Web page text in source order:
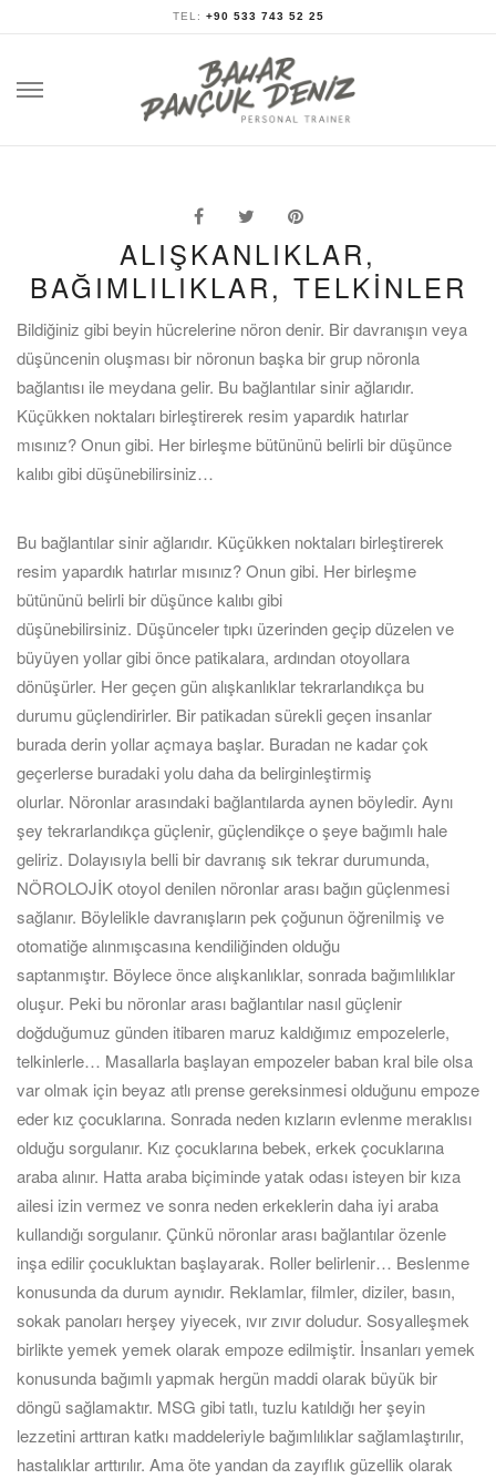
TEL: +90 533 743 52 25
ALIŞKANLIKLAR,
BAĞIMLILIKLAR, TELKINLER
Bildiğiniz gibi beyin hücrelerine nöron denir. Bir davranışın veya
düşüncenin oluşması bir nöronun başka bir grup nöronla
bağlantısı ile meydana gelir. Bu bağlantılar sinir ağlarıdır.
Küçükken noktaları birleştirerek resim yapardık hatırlar
mısınız? Onun gibi. Her birleşme bütününü belirli bir düşünce
kalıbı gibi düşünebilirsiniz…
Bu bağlantılar sinir ağlarıdır. Küçükken noktaları birleştirerek
resim yapardık hatırlar mısınız? Onun gibi. Her birleşme
bütününü belirli bir düşünce kalıbı gibi
düşünebilirsiniz. Düşünceler tıpkı üzerinden geçip düzelen ve
büyüyen yollar gibi önce patikalara, ardından otoyollara
dönüşürler. Her geçen gün alışkanlıklar tekrarlandıkça bu
durumu güçlendirirler. Bir patikadan sürekli geçen insanlar
burada derin yollar açmaya başlar. Buradan ne kadar çok
geçerlerse buradaki yolu daha da belirginleştirmiş
olurlar. Nöronlar arasındaki bağlantılarda aynen böyledir. Aynı
şey tekrarlandıkça güçlenir, güçlendikçe o şeye bağımlı hale
geliriz. Dolayısıyla belli bir davranış sık tekrar durumunda,
NÖROLOJİK otoyol denilen nöronlar arası bağın güçlenmesi
sağlanır. Böylelikle davranışların pek çoğunun öğrenilmiş ve
otomatiğe alınmışcasına kendiliğinden olduğu
saptanmıştır. Böylece önce alışkanlıklar, sonrada bağımlılıklar
oluşur. Peki bu nöronlar arası bağlantılar nasıl güçlenir
doğduğumuz günden itibaren maruz kaldığımız empozelerle,
telkinlerle… Masallarla başlayan empozeler baban kral bile olsa
var olmak için beyaz atlı prense gereksinmesi olduğunu empoze
eder kız çocuklarına. Sonrada neden kızların evlenme meraklısı
olduğu sorgulanır. Kız çocuklarına bebek, erkek çocuklarına
araba alınır. Hatta araba biçiminde yatak odası isteyen bir kıza
ailesi izin vermez ve sonra neden erkeklerin daha iyi araba
kullandığı sorgulanır. Çünkü nöronlar arası bağlantılar özenle
inşa edilir çocukluktan başlayarak. Roller belirlenir… Beslenme
konusunda da durum aynıdır. Reklamlar, filmler, diziler, basın,
sokak panoları herşey yiyecek, ıvır zıvır doludur. Sosyalleşmek
birlikte yemek yemek olarak empoze edilmiştir. İnsanları yemek
konusunda bağımlı yapmak hergün maddi olarak büyük bir
döngü sağlamaktır. MSG gibi tatlı, tuzlu katıldığı her şeyin
lezzetini arttıran katkı maddeleriyle bağımlılıklar sağlamlaştırılır,
hastalıklar arttırılır. Ama öte yandan da zayıflık güzellik olarak